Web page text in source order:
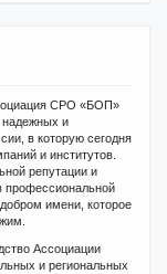
СРО «БОП»
надежных и
в которую сегодня
и институтов.
репутации и
профессиональной
имени, которое
Ассоциации
и региональных